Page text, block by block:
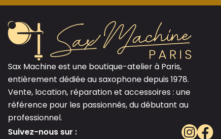
Sax Machine est une boutique-atelier à Paris,
entièrement dédiée au saxophone depuis 1978.
Vente, location, réparation et accessoires : une
référence pour les passionnés, du débutant au
professionnel.
Suivez-nous sur :